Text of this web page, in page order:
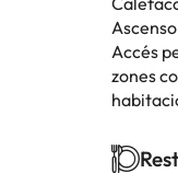
Accés
zones